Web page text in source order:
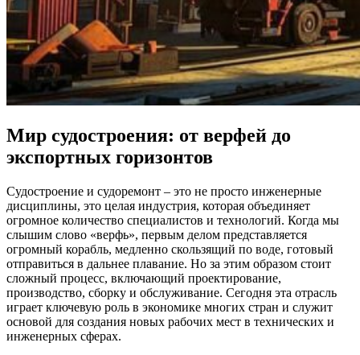
Мир судостроения: от верфей до
экспортных горизонтов
Судостроение и судоремонт – это не просто инженерные
дисциплины, это целая индустрия, которая объединяет
огромное количество специалистов и технологий. Когда мы
слышим слово «верфь», первым делом представляется
огромный корабль, медленно скользящий по воде, готовый
отправиться в дальнее плавание. Но за этим образом стоит
сложный процесс, включающий проектирование,
производство, сборку и обслуживание. Сегодня эта отрасль
играет ключевую роль в экономике многих стран и служит
основой для создания новых рабочих мест в технических и
инженерных сферах.